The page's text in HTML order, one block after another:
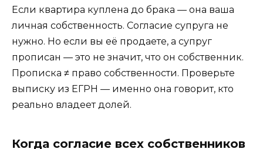
Если квартира куплена до брака — она ваша
личная собственность. Согласие супруга не
нужно. Но если вы её продаете, а супруг
прописан — это не значит, что он собственник.
Прописка ≠ право собственности. Проверьте
выписку из ЕГРН — именно она говорит, кто
реально владеет долей.
Когда согласие всех собственников